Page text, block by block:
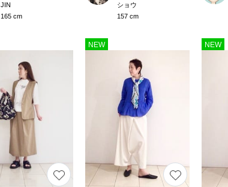
JIN
165 cm
ショウ
157 cm
NEW NEW